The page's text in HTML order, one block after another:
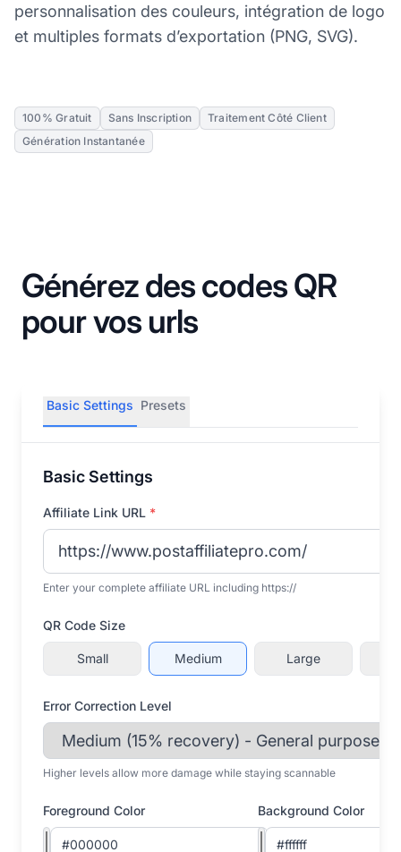
personnalisation des couleurs, intégration de logo
et multiples formats d’exportation (PNG, SVG).
100% Gratuit Sans Inscription
Traitement Côté Client
Génération Instantanée
Générez des codes QR
pour vos urls
Basic Settings Presets
Basic Settings
Affiliate Link URL *
Enter your complete affiliate URL including https://
QR Code Size
Small Medium Large
Error Correction Level
Higher levels allow more damage while staying scannable
Foreground Color Background Color